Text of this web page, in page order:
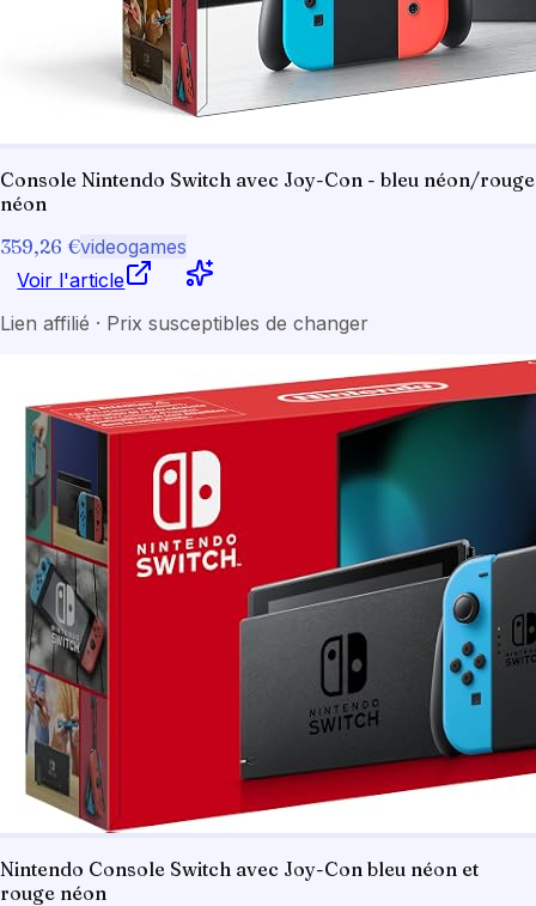
Console Nintendo Switch avec Joy-Con - bleu néon/rouge
néon
359,26 €videogames
Voir l'article
Lien affilié · Prix susceptibles de changer
Nintendo Console Switch avec Joy-Con bleu néon et
rouge néon